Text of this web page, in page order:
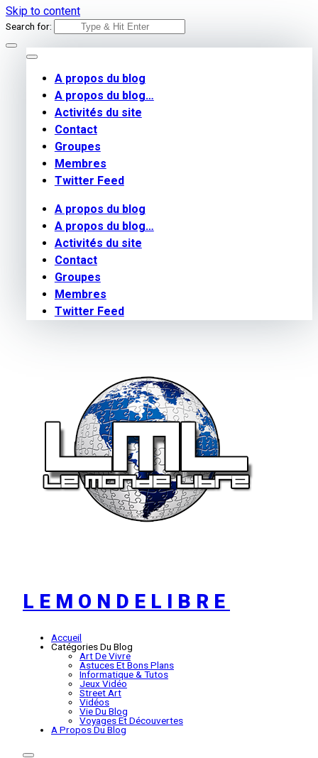
Skip to content
Search for:
A propos du blog
A propos du blog…
Activités du site
Contact
Groupes
Membres
Twitter Feed
A propos du blog
A propos du blog…
Activités du site
Contact
Groupes
Membres
Twitter Feed
LEMONDELIBRE
Accueil
Catégories Du Blog
Art De Vivre
Astuces Et Bons Plans
Informatique & Tutos
Jeux Vidéo
Street Art
Vidéos
Vie Du Blog
Voyages Et Découvertes
A Propos Du Blog